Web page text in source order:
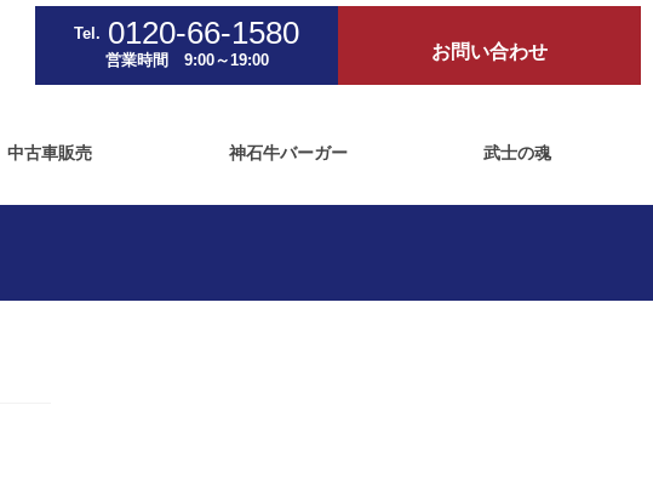
Tel. 0120-66-1580
営業時間 9:00～19:00 お問い合わせ
中古車販売 神石牛バーガー 武士の魂